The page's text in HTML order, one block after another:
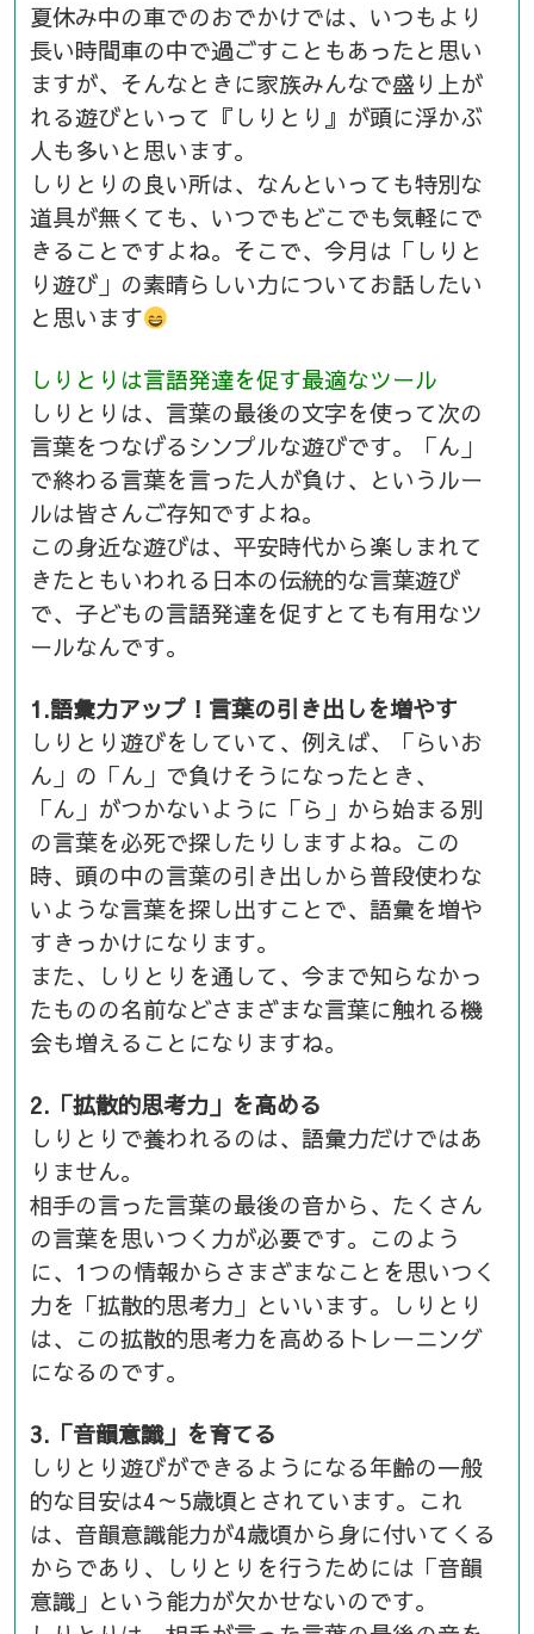
夏休み中の車でのおでかけでは、いつもより
長い時間車の中で過ごすこともあったと思い
ますが、そんなときに家族みんなで盛り上が
れる遊びといって『しりとり』が頭に浮かぶ
人も多いと思います。
しりとりの良い所は、なんといっても特別な
道具が無くても、いつでもどこでも気軽にで
きることですよね。そこで、今月は「しりと
り遊び」の素晴らしい力についてお話したい
と思います
しりとりは言語発達を促す最適なツール
しりとりは、言葉の最後の文字を使って次の
言葉をつなげるシンプルな遊びです。「ん」
で終わる言葉を言った人が負け、というルー
ルは皆さんご存知ですよね。
この身近な遊びは、平安時代から楽しまれて
きたともいわれる日本の伝統的な言葉遊び
で、子どもの言語発達を促すとても有用なツ
ールなんです。
1.語彙力アップ！言葉の引き出しを増やす
しりとり遊びをしていて、例えば、「らいお
ん」の「ん」で負けそうになったとき、
「ん」がつかないように「ら」から始まる別
の言葉を必死で探したりしますよね。この
時、頭の中の言葉の引き出しから普段使わな
いような言葉を探し出すことで、語彙を増や
すきっかけになります。
また、しりとりを通して、今まで知らなかっ
たものの名前などさまざまな言葉に触れる機
会も増えることになりますね。
2.「拡散的思考力」を高める
しりとりで養われるのは、語彙力だけではあ
りません。
相手の言った言葉の最後の音から、たくさん
の言葉を思いつく力が必要です。このよう
に、1つの情報からさまざまなことを思いつく
力を「拡散的思考力」といいます。しりとり
は、この拡散的思考力を高めるトレーニング
になるのです。
3.「音韻意識」を育てる
しりとり遊びができるようになる年齢の一般
的な目安は4～5歳頃とされています。これ
は、音韻意識能力が4歳頃から身に付いてくる
からであり、しりとりを行うためには「音韻
意識」という能力が欠かせないのです。